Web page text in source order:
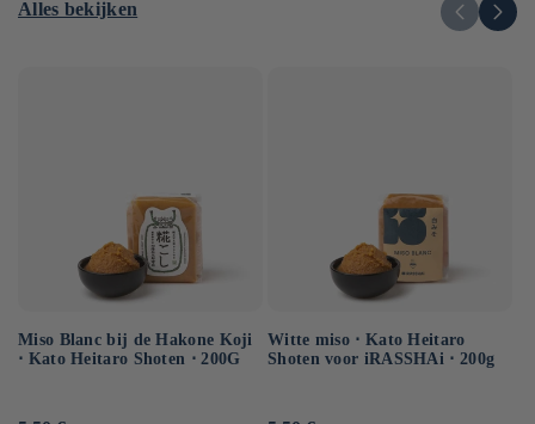
Alles bekijken
Miso Blanc bij de Hakone Koji
⋅ Kato Heitaro Shoten ⋅ 200G
Witte miso ⋅ Kato Heitaro
Shoten voor iRASSHAi ⋅ 200g